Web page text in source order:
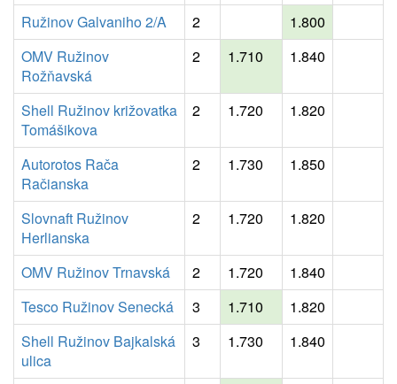
Ružinov Galvaniho 2/A 2
1.800
OMV Ružinov
Rožňavská
2 1.710 1.840
Shell Ružinov križovatka
Tomášikova
2 1.720 1.820
Autorotos Rača
Račianska
2 1.730 1.850
Slovnaft Ružinov
Herlianska
2 1.720 1.820
OMV Ružinov Trnavská 2 1.720
1.840
Tesco Ružinov Senecká
3 1.710
1.820
Shell Ružinov Bajkalská
ulica
3 1.730 1.840